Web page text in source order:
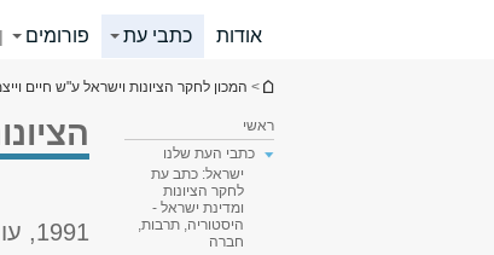
אודות כתבי עת פורומים |
הינך נמצא כאן
> המכון לחקר הציונות וישראל ע"ש חיים
ראשי
כתבי העת שלנו
ישראל: כתב עת
לחקר הציונות
ומדינת ישראל -
היסטוריה, תרבות,
חברה
1991, עורך: יעקב שביט